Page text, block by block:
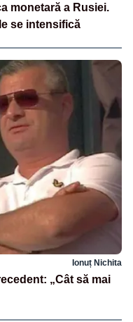
monetară a Rusiei.
se intensifică
Ionuț Nichita
„Cât să mai